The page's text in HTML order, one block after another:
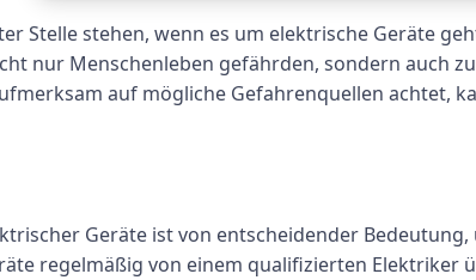
Stelle stehen, wenn es um elektrische Geräte
nur Menschenleben gefährden, sondern auch
auf mögliche Gefahrenquellen achtet,
Geräte ist von entscheidender
regelmäßig von einem qualifizierten